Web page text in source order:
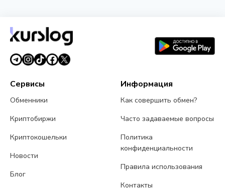
7 августа 2026 г.4 мин чтения
Сервисы
Обменники
Криптобиржи
Криптокошельки
Новости
Блог
Информация
Как совершить обмен?
Часто задаваемые вопросы
Политика
конфиденциальности
Правила использования
Контакты